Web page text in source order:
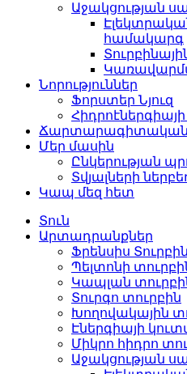
Աջակցության
համակարգ
Նորություններ
Ֆորստեր Նյուզ
Ճարտարագիտական
Մեր մասին
Ընկերության
Տվյալների
Կապ մեզ հետ
Տուն
Արտադրանքներ
Ֆրենսիս Տուրբին
Պելտոնի
Կապլան
Տուրգո տուրբին
Խողովակային
Էներգիայի
Միկրո հիդրո
Աջակցության